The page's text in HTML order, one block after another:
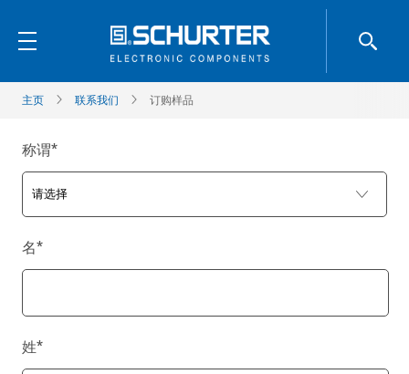
主页 联系我们 订购样品
称谓*
名*
姓*